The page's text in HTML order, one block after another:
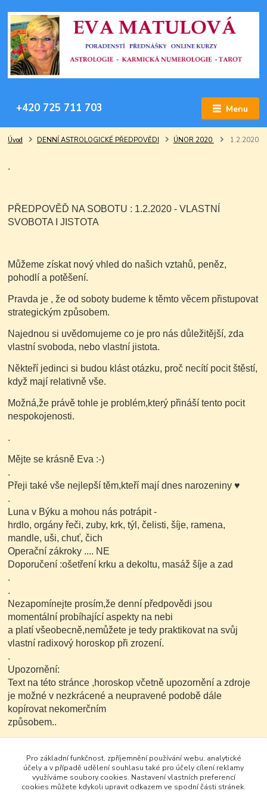
Menu
+420 725 711 703
Úvod DENNÍ ASTROLOGICKÉ PŘEDPOVĚDI ÚNOR 2020 1.2.2020
.
PŘEDPOVĚĎ NA SOBOTU : 1.2.2020 - VLASTNÍ
SVOBOTA I JISTOTA
Můžeme získat nový vhled do našich vztahů, peněz,
pohodlí a potěšení.
Pravda je , že od soboty budeme k těmto věcem přistupovat
strategickým způsobem.
Najednou si uvědomujeme co je pro nás důležitější, zda
vlastní svoboda, nebo vlastní jistota.
Někteří jedinci si budou klást otázku, proč necítí pocit štěstí,
když mají relativně vše.
Možná,že právě tohle je problém,který přináší tento pocit
nespokojenosti.
.
Mějte se krásně Eva :-)
.
Přeji také vše nejlepší těm,kteří mají dnes narozeniny ♥
.
Luna v Býku a mohou nás potrápit -
hrdlo, orgány řeči, zuby, krk, týl, čelisti, šíje, ramena,
mandle, uši, chuť, čich
Operační zákroky .... NE
Doporučení :ošetření krku a dekoltu, masáž šíje a zad
.
.
Nezapomínejte prosím,že denní předpovědi jsou
momentální probíhající aspekty na nebi
a platí všeobecně,nemůžete je tedy praktikovat na svůj
vlastní radixový horoskop při zrození.
.
Upozornění:
Text na této stránce ,horoskop včetně upozornění a zdroje
je možné v nezkrácené a neupravené podobě dále
kopírovat nekomerčním
způsobem..
Pro základní funkčnost, zpříjemnění používání webu, analytické
účely a v případě udělení souhlasu také pro účely cílení reklamy
využíváme soubory cookies. Nastavení vlastních preferencí
cookies můžete kdykoli upravit odkazem ve spodní části stránek.